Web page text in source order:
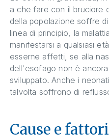
a che fare con il bruciore
della popolazione soffre
linea di principio, la
manifestarsi a qualsiasi
esserne affetti, se alla
dell'esofago non è
sviluppato. Anche i
talvolta soffrono di
Cause e